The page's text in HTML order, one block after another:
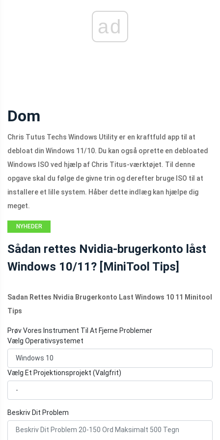
ad
Dom
Chris Tutus Techs Windows Utility er en kraftfuld app til at
debloat din Windows 11/10. Du kan også oprette en debloated
Windows ISO ved hjælp af Chris Titus-værktøjet. Til denne
opgave skal du følge de givne trin og derefter bruge ISO til at
installere et lille system. Håber dette indlæg kan hjælpe dig
meget.
NYHEDER
Sådan rettes Nvidia-brugerkonto låst
Windows 10/11? [MiniTool Tips]
Sadan Rettes Nvidia Brugerkonto Last Windows 10 11 Minitool
Tips
Prøv Vores Instrument Til At Fjerne Problemer
Vælg Operativsystemet
Vælg Et Projektionsprojekt (Valgfrit)
Beskriv Dit Problem